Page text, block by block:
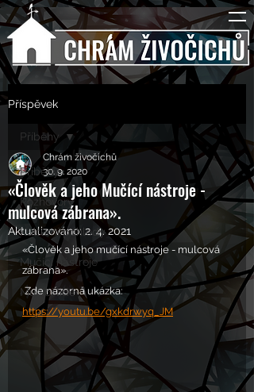
Příspěvek
Příběhy
Rozhovory
Kulturní pohledy
Mučící nástroje
Mučící lidé
Příběhy
«Člověk a jeho Mučící nástroje -
mulcová zábrana».
Chrám živočichů
30. 9. 2020
Aktualizováno:2. 4. 2021
«Člověk a jeho mučící nástroje - mulcová
zábrana».
Zde názorná ukázka:
https://youtu.be/gxkdrwyq_JM